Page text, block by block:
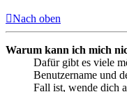
Nach oben
Warum kann ich mich
Dafür gibt es viele
Benutzername und
Fall ist, wende dich